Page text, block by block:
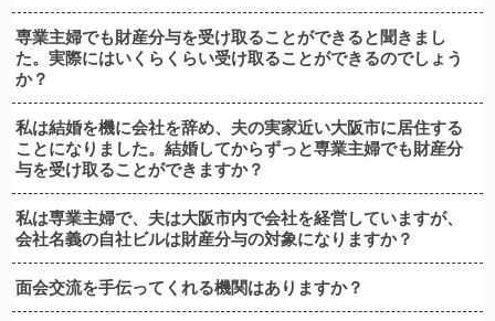
専業主婦でも財産分与を受け取ることができると聞きまし
た。実際にはいくらくらい受け取ることができるのでしょう
か？
私は結婚を機に会社を辞め、夫の実家近い大阪市に居住する
ことになりました。結婚してからずっと専業主婦でも財産分
与を受け取ることができますか？
私は専業主婦で、夫は大阪市内で会社を経営していますが、
会社名義の自社ビルは財産分与の対象になりますか？
面会交流を手伝ってくれる機関はありますか？